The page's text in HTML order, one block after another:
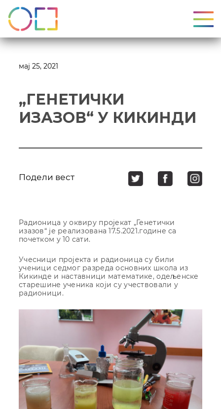
мај 25, 2021
„ГЕНЕТИЧКИ
ИЗАЗОВ“ У КИКИНДИ
Подели вест
Радионица у оквиру пројекат „Генетички
изазов“ је реализована 17.5.2021.године са
почетком у 10 сати.
Учесници пројекта и радионица су били
ученици седмог разреда основних школа из
Кикинде и наставници математике, одељенске
старешине ученика који су учествовали у
радионици.